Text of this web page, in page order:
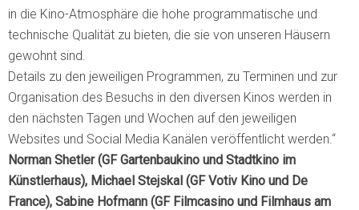
in die Kino-Atmosphäre die hohe programmatische und
technische Qualität zu bieten, die sie von unseren Häusern
gewohnt sind.
Details zu den jeweiligen Programmen, zu Terminen und zur
Organisation des Besuchs in den diversen Kinos werden in
den nächsten Tagen und Wochen auf den jeweiligen
Websites und Social Media Kanälen veröffentlicht werden.“
Norman Shetler (GF Gartenbaukino und Stadtkino im
Künstlerhaus), Michael Stejskal (GF Votiv Kino und De
France), Sabine Hofmann (GF Filmcasino und Filmhaus am